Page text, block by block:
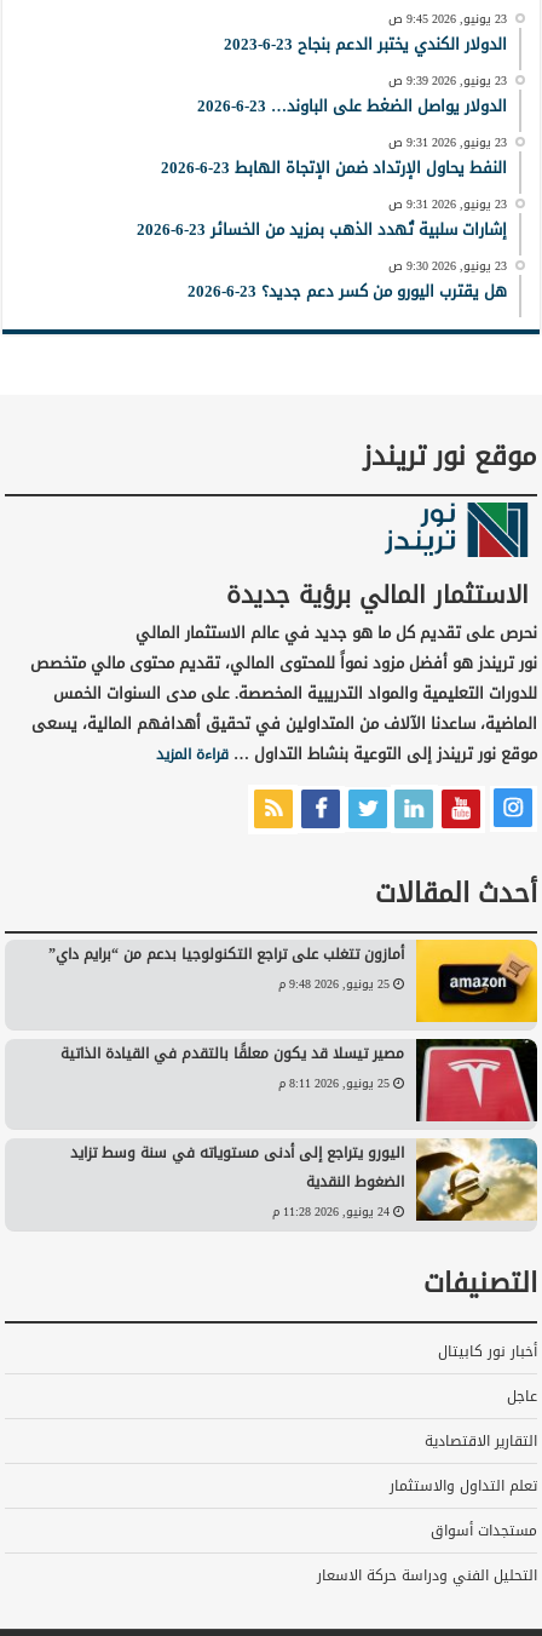
23 يونيو, 2026 9:45 ص
الدولار الكندي يختبر الدعم بنجاح 23-6-2023
23 يونيو, 2026 9:39 ص
الدولار يواصل الضغط على الباوند… 23-6-2026
23 يونيو, 2026 9:31 ص
النفط يحاول الإرتداد ضمن الإتجاة الهابط 23-6-2026
23 يونيو, 2026 9:31 ص
إشارات سلبية تُهدد الذهب بمزيد من الخسائر 23-6-2026
23 يونيو, 2026 9:30 ص
هل يقترب اليورو من كسر دعم جديد؟ 23-6-2026
موقع نور تريندز
الاستثمار المالي برؤية جديدة
نحرص على تقديم كل ما هو جديد في عالم الاستثمار المالي
نور تريندز هو أفضل مزود نمواً للمحتوى المالي، تقديم محتوى مالي متخصص
للدورات التعليمية والمواد التدريبية المخصصة. على مدى السنوات الخمس
الماضية، ساعدنا الآلاف من المتداولين في تحقيق أهدافهم المالية، يسعى
موقع نور تريندز إلى التوعية بنشاط التداول …قراءة المزيد
أحدث المقالات
أمازون تتغلب على تراجع التكنولوجيا بدعم من “برايم داي”
25 يونيو, 2026 9:48 م
مصير تيسلا قد يكون معلقًا بالتقدم في القيادة الذاتية
25 يونيو, 2026 8:11 م
اليورو يتراجع إلى أدنى مستوياته في سنة وسط تزايد
الضغوط النقدية
24 يونيو, 2026 11:28 م
التصنيفات
أخبار نور كابيتال
عاجل
التقارير الاقتصادية
تعلم التداول والاستثمار
مستجدات أسواق
التحليل الفني ودراسة حركة الاسعار